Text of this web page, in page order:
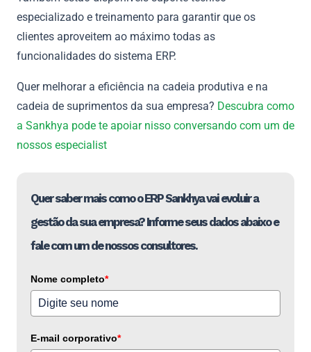
especializado e treinamento para garantir que os
clientes aproveitem ao máximo todas as
funcionalidades do sistema ERP.
Quer melhorar a eficiência na cadeia produtiva e na
cadeia de suprimentos da sua empresa? Descubra como
a Sankhya pode te apoiar nisso conversando com um de
nossos especialist
Quer saber mais como o ERP Sankhya vai evoluir a
gestão da sua empresa? Informe seus dados abaixo e
fale com um de nossos consultores.
Nome completo*
E-mail corporativo*